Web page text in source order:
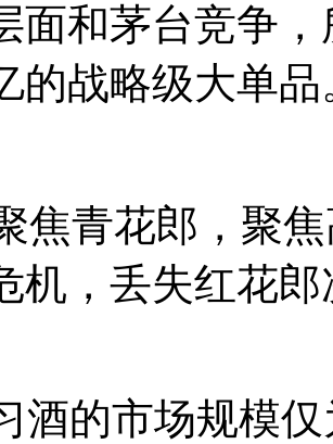
面和茅台竞争
的战略级大单品
焦青花郎，聚
机，丢失红花
酒的市场规模